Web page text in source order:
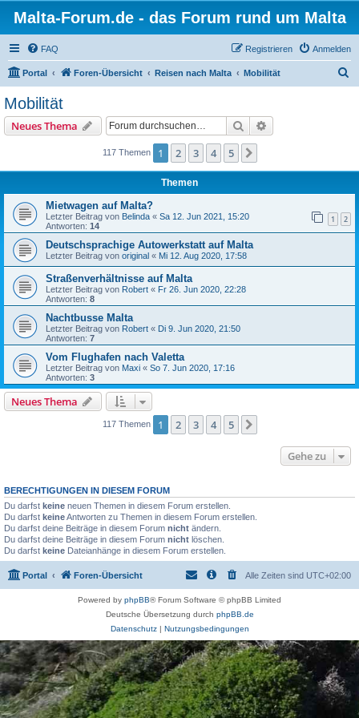
Malta-Forum.de - das Forum rund um Malta
FAQ Anmelden
Registrieren
Portal Foren-Übersicht Reisen nach Malta Mobilität
Mobilität
Neues Thema Suche
117 Themen 1 2 3 4 5
Themen
Mietwagen auf Malta?
Letzter Beitrag von Belinda « Sa 12. Jun 2021, 15:20
Antworten: 14
1 2
Deutschsprachige Autowerkstatt auf Malta
Letzter Beitrag von original « Mi 12. Aug 2020, 17:58
Straßenverhältnisse auf Malta
Letzter Beitrag von Robert « Fr 26. Jun 2020, 22:28
Antworten: 8
Nachtbusse Malta
Letzter Beitrag von Robert « Di 9. Jun 2020, 21:50
Antworten: 7
Vom Flughafen nach Valetta
Letzter Beitrag von Maxi « So 7. Jun 2020, 17:16
Antworten: 3
Neues Thema
117 Themen 1 2 3 4 5
Gehe zu
BERECHTIGUNGEN IN DIESEM FORUM
Du darfst keine neuen Themen in diesem Forum erstellen.
Du darfst keineAntworten zu Themen in diesem Forum erstellen.
Du darfst deine Beiträge in diesem Forum nicht ändern.
Du darfst deine Beiträge in diesem Forum nicht löschen.
Du darfst keine Dateianhänge in diesem Forum erstellen.
Portal Foren-Übersicht Alle Zeiten sind UTC+02:00
Powered by phpBB® Forum Software © phpBB Limited
Deutsche Übersetzung durch phpBB.de
Datenschutz| Nutzungsbedingungen